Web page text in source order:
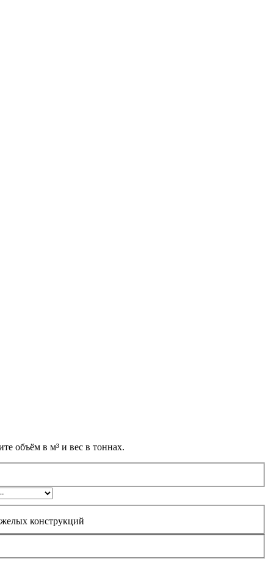
объём в м³ и вес в тоннах.
конструкций